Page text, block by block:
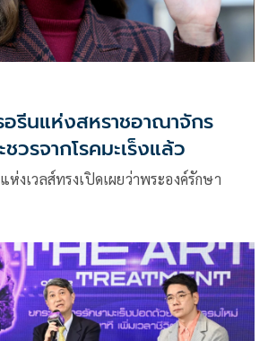
รีนแห่งสหราชอาณาจักร
วรจากโรคมะเร็งแล้ว
งเวลส์ทรงเปิดเผยว่าพระองค์รักษา